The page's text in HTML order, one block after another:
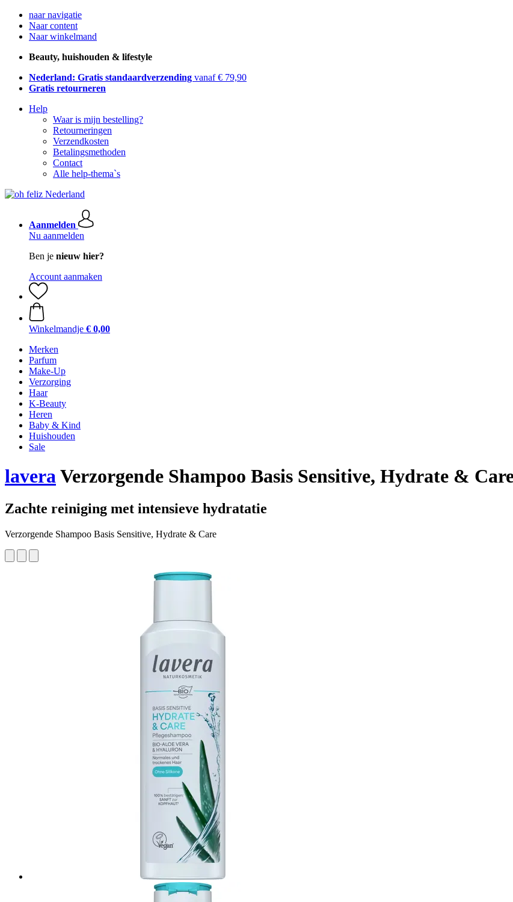
naar navigatie
Naar content
Naar winkelmand
Beauty, huishouden & lifestyle
Nederland: Gratis standaardverzending vanaf € 79,90
Gratis retourneren
Help
Waar is mijn bestelling?
Retourneringen
Verzendkosten
Betalingsmethoden
Contact
Alle help-thema`s
Aanmelden
Nu aanmelden
Ben je nieuw hier?
Account aanmaken
Winkelmandje € 0,00
Merken
Parfum
Make-Up
Verzorging
Haar
K-Beauty
Heren
Baby & Kind
Huishouden
Sale
laveraVerzorgende Shampoo Basis Sensitive, Hydrate &
Zachte reiniging met intensieve hydratatie
Verzorgende Shampoo Basis Sensitive, Hydrate & Care